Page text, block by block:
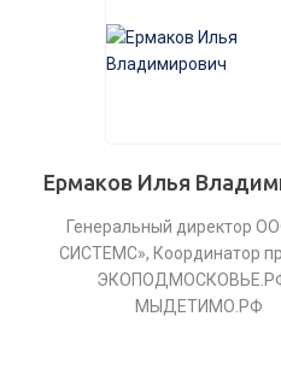
Ермаков Илья
Генеральный директор
СИСТЕМС», Координатор
МЫДЕТИМО.РФ